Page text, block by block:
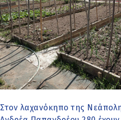
Στον λαχανόκηπο της